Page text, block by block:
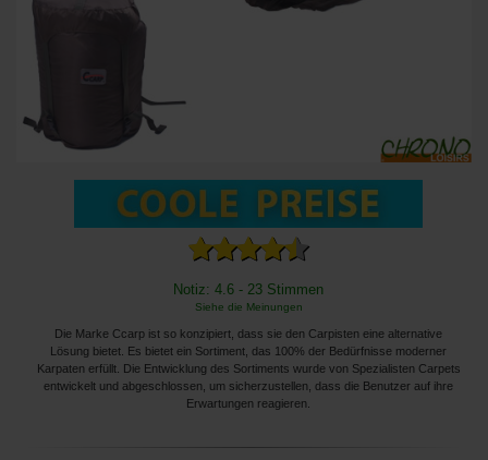
Notiz: 4.6 - 23 Stimmen
Siehe die Meinungen
Die Marke Ccarp ist so konzipiert, dass sie den Carpisten eine alternative
Lösung bietet. Es bietet ein Sortiment, das 100% der Bedürfnisse moderner
Karpaten erfüllt. Die Entwicklung des Sortiments wurde von Spezialisten Carpets
entwickelt und abgeschlossen, um sicherzustellen, dass die Benutzer auf ihre
Erwartungen reagieren.